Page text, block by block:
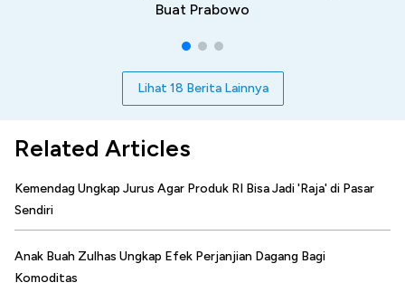
Buat Prabowo
Lihat 18 Berita Lainnya
Related Articles
Kemendag Ungkap Jurus Agar Produk RI Bisa Jadi 'Raja' di Pasar
Sendiri
Anak Buah Zulhas Ungkap Efek Perjanjian Dagang Bagi
Komoditas